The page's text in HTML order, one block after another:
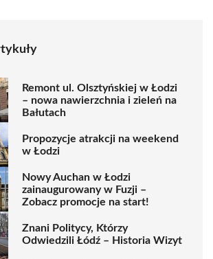
Remont ul. Olsztyńskiej w Łodzi
– nowa nawierzchnia i zieleń na
Bałutach
Propozycje atrakcji na weekend
w Łodzi
Nowy Auchan w Łodzi
zainaugurowany w Fuzji –
Zobacz promocje na start!
Znani Politycy, Którzy
Odwiedzili Łódź – Historia Wizyt